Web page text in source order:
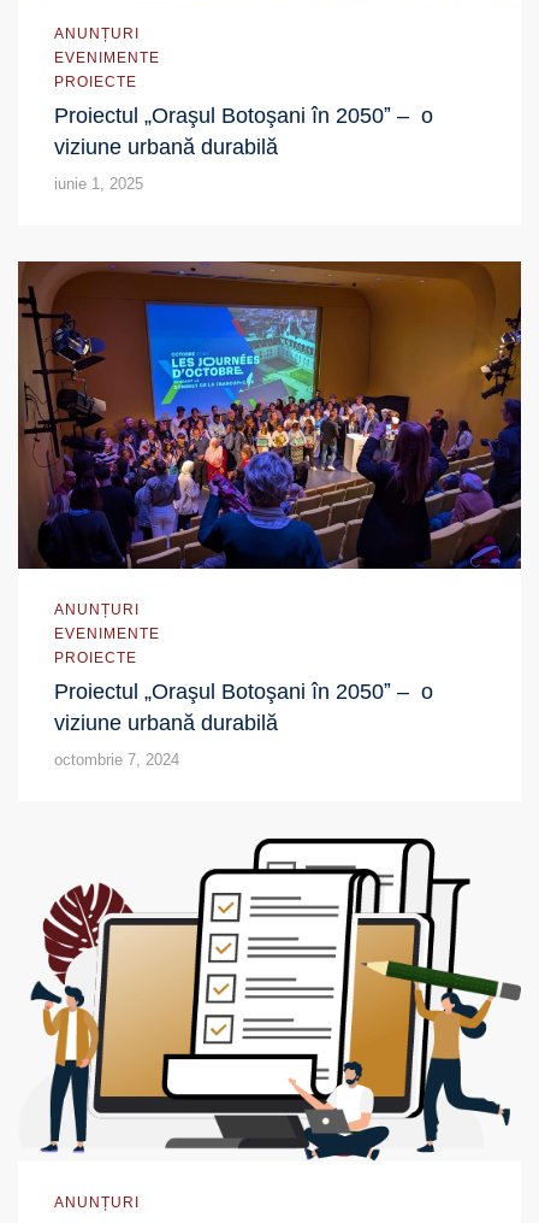
ANUNȚURI
EVENIMENTE
PROIECTE
Proiectul „Oraşul Botoşani în 2050ˮ – o
viziune urbană durabilă
iunie 1, 2025
ANUNȚURI
EVENIMENTE
PROIECTE
Proiectul „Oraşul Botoşani în 2050ˮ – o
viziune urbană durabilă
octombrie 7, 2024
ANUNȚURI